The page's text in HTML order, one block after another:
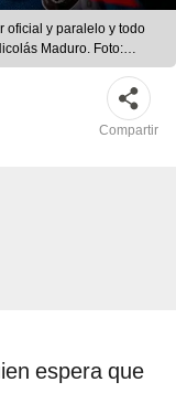
oficial y paralelo y todo
Maduro. Foto:
Compartir
espera que